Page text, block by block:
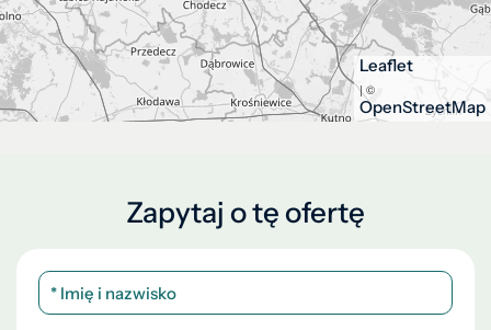
Leaflet
| ©
OpenStreetMap
Zapytaj o tę ofertę